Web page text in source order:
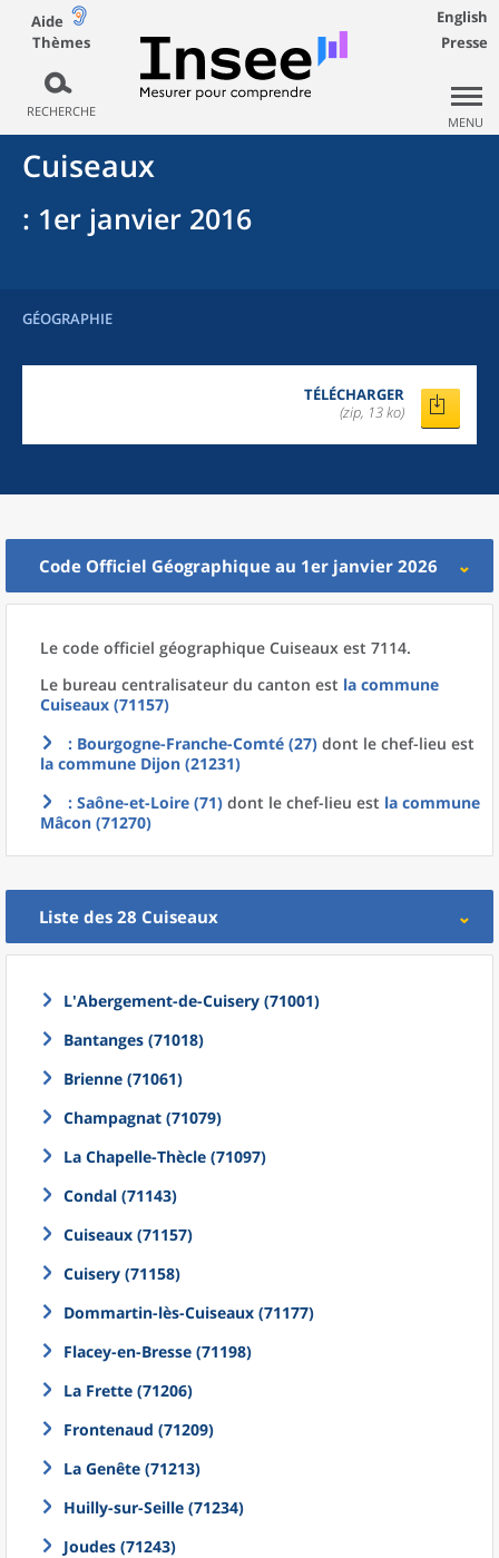
Aide
Thèmes
RECHERCHE
English
Presse
MENU
Cuiseaux
: 1er janvier 2016
GÉOGRAPHIE
TÉLÉCHARGER
(zip, 13 ko)
Code Officiel Géographique au 1er janvier 2026
Le code officiel géographique Cuiseaux est 7114.
Le bureau centralisateur du canton est la commune
Cuiseaux (71157)
: Bourgogne-Franche-Comté (27) dont le chef-lieu est
la commune Dijon (21231)
: Saône-et-Loire (71) dont le chef-lieu est la commune
Mâcon (71270)
Liste des 28 Cuiseaux
L'Abergement-de-Cuisery (71001)
Bantanges (71018)
Brienne (71061)
Champagnat (71079)
La Chapelle-Thècle (71097)
Condal (71143)
Cuiseaux (71157)
Cuisery (71158)
Dommartin-lès-Cuiseaux (71177)
Flacey-en-Bresse (71198)
La Frette (71206)
Frontenaud (71209)
La Genête (71213)
Huilly-sur-Seille (71234)
Joudes (71243)